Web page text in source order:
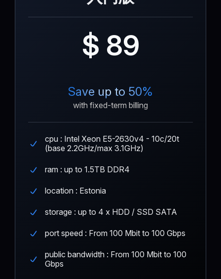
$ 89
Save up to 50%
with fixed-term billing
cpu : Intel Xeon E5-2630v4 - 10c/20t
(base 2.2GHz/max 3.1GHz)
ram : up to 1.5TB DDR4
location : Estonia
storage : up to 4 x HDD / SSD SATA
port speed : From 100 Mbit to 100 Gbps
public bandwidth : From 100 Mbit to 100
Gbps